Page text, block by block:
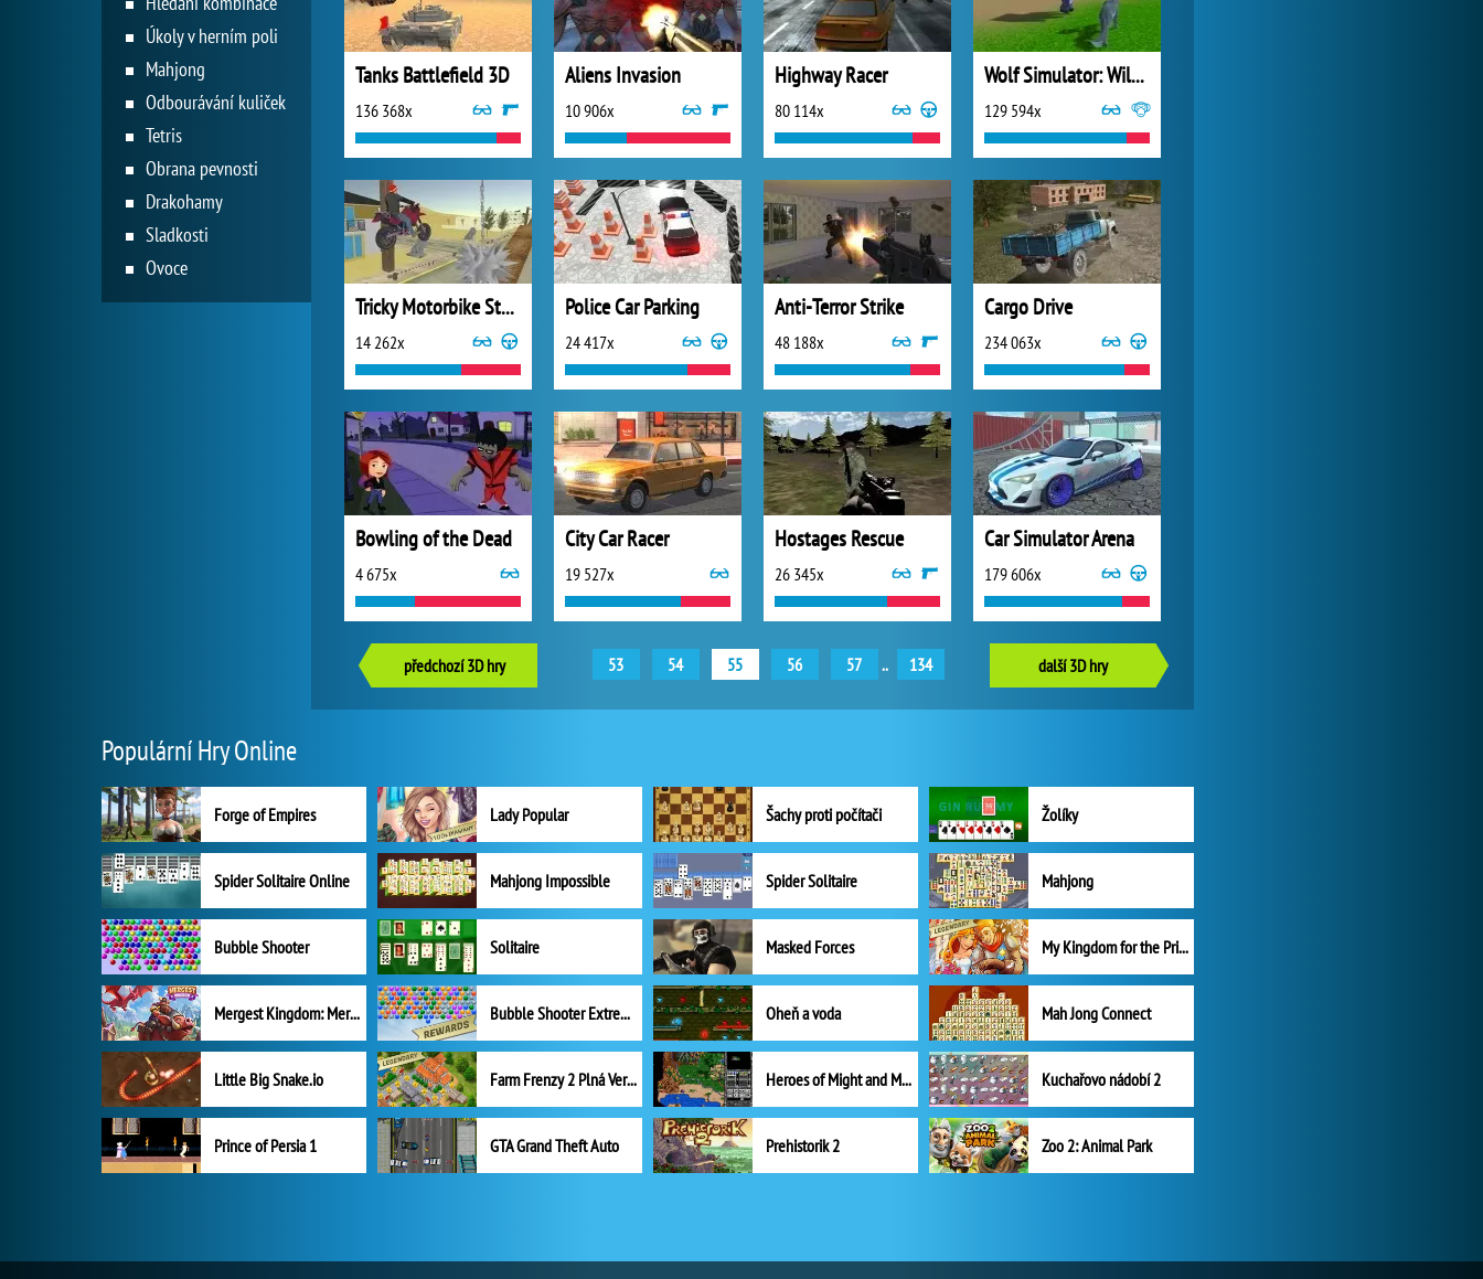
Tanks Battlefield 3D
136 368x
Aliens Invasion
10 906x
Highway Racer
80 114x
Wolf Simulator: Wild Animals 3D
129 594x
Tricky Motorbike Stunt 3D
14 262x
Police Car Parking
24 417x
Anti-Terror Strike
48 188x
Cargo Drive
234 063x
Bowling of the Dead
4 675x
City Car Racer
19 527x
Hostages Rescue
26 345x
Car Simulator Arena
179 606x
předchozí 3D hry 53 54 55 56 57 .. 134 další 3D hry
Úkoly v herním poli
Mahjong
Odbourávání kuliček
Tetris
Obrana pevnosti
Drakohamy
Sladkosti
Ovoce
Populární Hry Online
Forge of Empires Lady Popular Šachy proti počítači Žolíky
Spider Solitaire Online Mahjong Impossible Spider Solitaire Mahjong
Bubble Shooter Solitaire Masked Forces My Kingdom for the Princess Plná verze
Mergest Kingdom: Merge Puzzle Bubble Shooter Extreme Oheň a voda Mah Jong Connect
Little Big Snake.io Farm Frenzy 2 Plná Verze Heroes of Might and Magic II Kuchařovo nádobí 2
Prince of Persia 1 GTA Grand Theft Auto Prehistorik 2 Zoo 2: Animal Park